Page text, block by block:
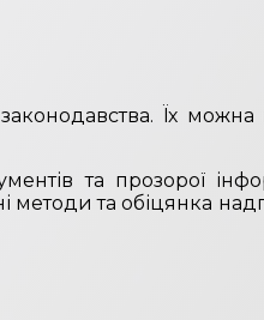
Їх
та прозорої
методи та обіцянка